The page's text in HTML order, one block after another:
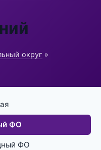
округ »
ФО
ФО